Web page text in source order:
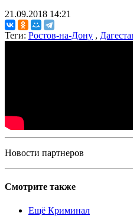
21.09.2018 14:21
Теги: Ростов-на-Дону ,
Новости партнеров
Смотрите также
Ещё Криминал